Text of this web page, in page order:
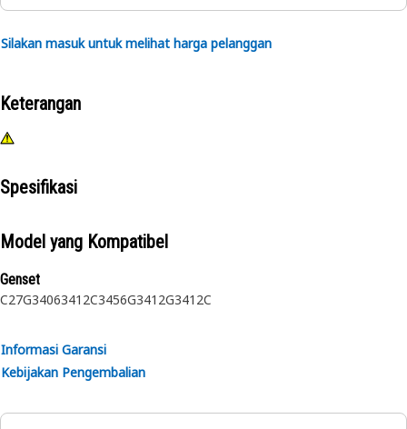
Silakan masuk untuk melihat harga pelanggan
Keterangan
Spesifikasi
Model yang Kompatibel
Genset
C27G34063412C3456G3412G3412C
Informasi Garansi
Kebijakan Pengembalian